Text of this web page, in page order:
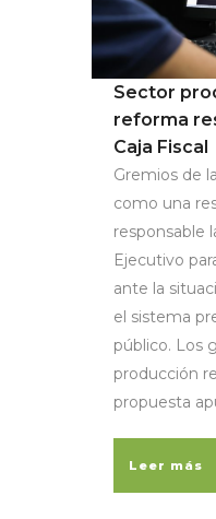
Sector
reforma
Caja Fiscal
Gremios de
como una
responsable
Ejecutivo
ante la
el sistema
público. Los
producción
propuesta
Leer más